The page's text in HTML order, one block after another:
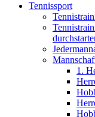
Tennissport
1.